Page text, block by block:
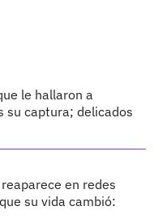
le hallaron a
su captura; delicados
en redes
su vida cambió: